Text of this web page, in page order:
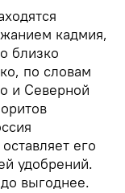
кадмия,
близко
по словам
и Северной
его
удобрений.
выгоднее.